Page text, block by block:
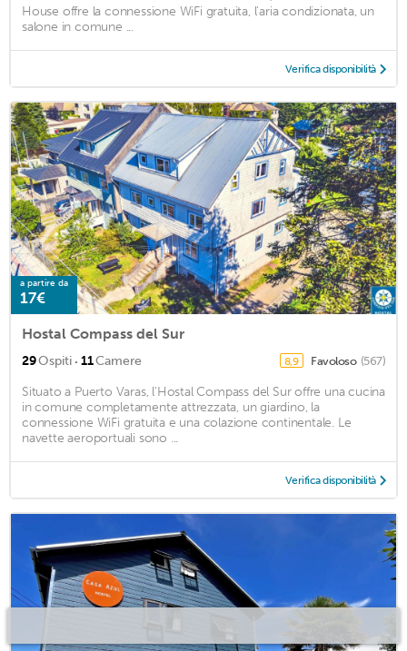
House offre la connessione WiFi gratuita, l'aria condizionata, un
salone in comune ...
Verifica disponibilità
a partire da
17€
Hostal Compass del Sur
29Ospiti · 11Camere 8,9 Favoloso (567)
Situato a Puerto Varas, l'Hostal Compass del Sur offre una cucina
in comune completamente attrezzata, un giardino, la
connessione WiFi gratuita e una colazione continentale. Le
navette aeroportuali sono ...
Verifica disponibilità